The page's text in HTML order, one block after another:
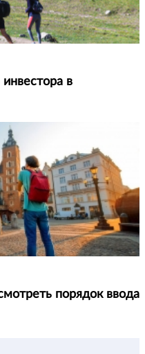
в
порядок ввода